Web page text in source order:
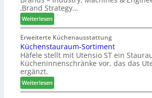
j
a
h
ü
h
r
u
n
g
a
n
u
n
d
H
u
b
t
e
x
s
t
‚Brand Strategy…
Weiterlesen:
Z
w
e
i
P
e
i
Erweiterte Küchenausstattung
Küchenstauraum-Sortiment
Häfele stellt mit Utensio ST ein
Kücheninnenschränke vor, das das
ergänzt.
Weiterlesen:
K